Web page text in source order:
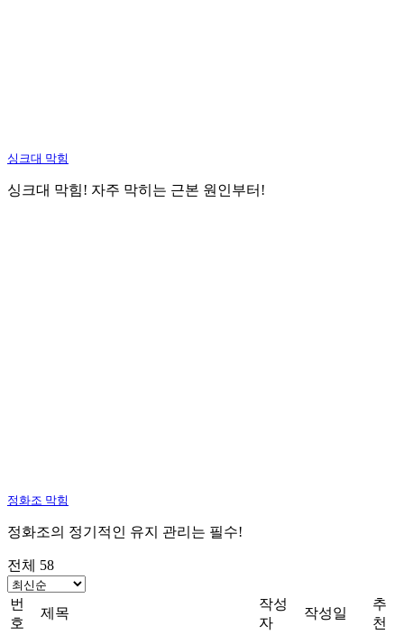
싱크대 막힘
싱크대 막힘! 자주 막히는 근본 원인부터!
정화조 막힘
정화조의 정기적인 유지 관리는 필수!
전체 58
번
호
제목
작성
자
작성일
추
천